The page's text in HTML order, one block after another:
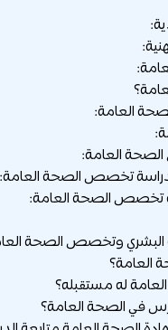
العامة:
العامة: